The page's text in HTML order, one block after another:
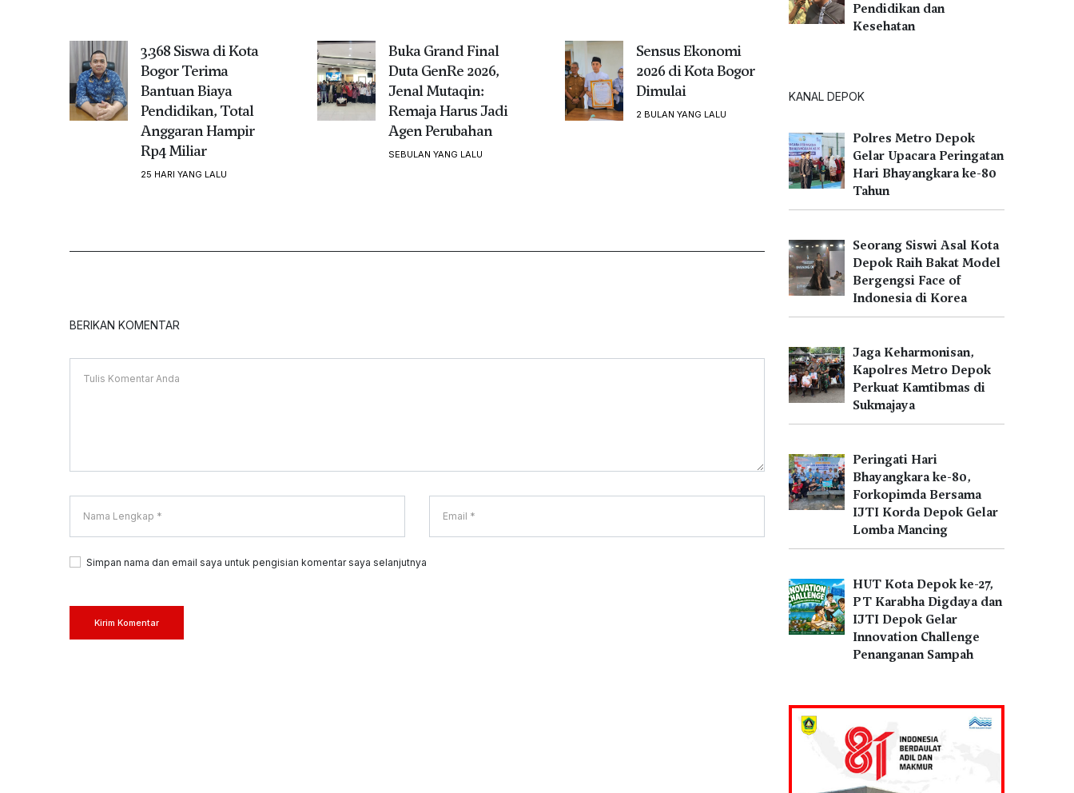
3.368 Siswa di Kota
Bogor Terima
Bantuan Biaya
Pendidikan, Total
Anggaran Hampir
Rp4 Miliar
25 HARI YANG LALU
Buka Grand Final
Duta GenRe 2026,
Jenal Mutaqin:
Remaja Harus Jadi
Agen Perubahan
SEBULAN YANG LALU
Sensus Ekonomi
2026 di Kota Bogor
Dimulai
2 BULAN YANG LALU
BERIKAN KOMENTAR
Simpan nama dan email saya untuk pengisian komentar saya selanjutnya
Kirim Komentar
Pendidikan dan
Kesehatan
KANAL DEPOK
Polres Metro Depok
Gelar Upacara Peringatan
Hari Bhayangkara ke-80
Tahun
Seorang Siswi Asal Kota
Depok Raih Bakat Model
Bergengsi Face of
Indonesia di Korea
Jaga Keharmonisan,
Kapolres Metro Depok
Perkuat Kamtibmas di
Sukmajaya
Peringati Hari
Bhayangkara ke-80,
Forkopimda Bersama
IJTI Korda Depok Gelar
Lomba Mancing
HUT Kota Depok ke-27,
PT Karabha Digdaya dan
IJTI Depok Gelar
Innovation Challenge
Penanganan Sampah